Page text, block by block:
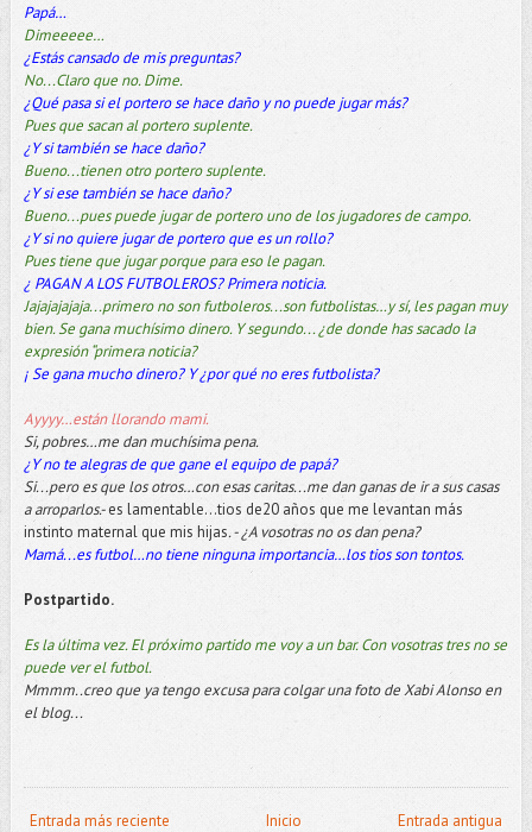
Papá…
Dimeeeee…
¿Estás cansado de mis preguntas?
No...Claro que no. Dime.
¿Qué pasa si el portero se hace daño y no puede jugar más?
Pues que sacan al portero suplente.
¿Y si también se hace daño?
Bueno...tienen otro portero suplente.
¿Y si ese también se hace daño?
Bueno...pues puede jugar de portero uno de los jugadores de campo.
¿Y si no quiere jugar de portero que es un rollo?
Pues tiene que jugar porque para eso le pagan.
¿ PAGAN A LOS FUTBOLEROS? Primera noticia.
Jajajajajaja...primero no son futboleros...son futbolistas…y sí, les pagan muy
bien. Se gana muchísimo dinero. Y segundo... ¿de donde has sacado la
expresión “primera noticia?
¡ Se gana mucho dinero? Y ¿por qué no eres futbolista?
Ayyyy…están llorando mami.
Si, pobres…me dan muchísima pena.
¿Y no te alegras de que gane el equipo de papá?
Si...pero es que los otros…con esas caritas...me dan ganas de ir a sus casas
a arroparlos.-es lamentable...tios de20 años que me levantan más
instinto maternal que mis hijas. - ¿A vosotras no os dan pena?
Mamá...es futbol…no tiene ninguna importancia…los tios son tontos.
Postpartido.
Es la última vez. El próximo partido me voy a un bar. Con vosotras tres no se
puede ver el futbol.
Mmmm..creo que ya tengo excusa para colgar una foto de Xabi Alonso en
el blog...
Entrada más reciente Entrada antigua
Inicio